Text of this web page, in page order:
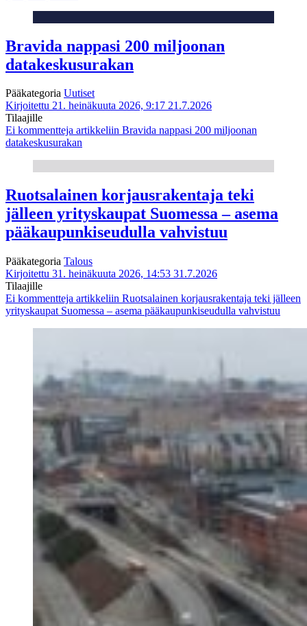
Bravida nappasi 200 miljoonan
datakeskusurakan
Pääkategoria Uutiset
Kirjoitettu 21. heinäkuuta 2026, 9:17 21.7.2026
Tilaajille
Ei kommentteja artikkeliin Bravida nappasi 200 miljoonan
datakeskusurakan
Ruotsalainen korjausrakentaja teki
jälleen yrityskaupat Suomessa – asema
pääkaupunkiseudulla vahvistuu
Pääkategoria Talous
Kirjoitettu 31. heinäkuuta 2026, 14:53 31.7.2026
Tilaajille
Ei kommentteja artikkeliin Ruotsalainen korjausrakentaja teki jälleen
yrityskaupat Suomessa – asema pääkaupunkiseudulla vahvistuu